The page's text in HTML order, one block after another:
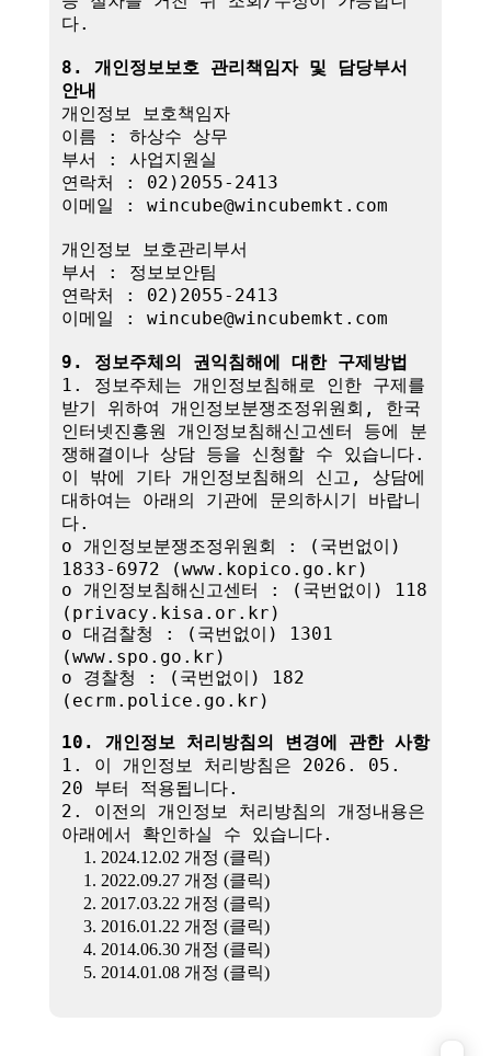
다.
8. 개인정보보호 관리책임자 및 담당부서
안내
개인정보 보호책임자
이름 : 하상수 상무
부서 : 사업지원실
연락처 : 02)2055-2413
이메일 : wincube@wincubemkt.com
개인정보 보호관리부서
부서 : 정보보안팀
연락처 : 02)2055-2413
이메일 : wincube@wincubemkt.com
9. 정보주체의 권익침해에 대한 구제방법
1. 정보주체는 개인정보침해로 인한 구제를
받기 위하여 개인정보분쟁조정위원회, 한국
인터넷진흥원 개인정보침해신고센터 등에 분
쟁해결이나 상담 등을 신청할 수 있습니다.
이 밖에 기타 개인정보침해의 신고, 상담에
대하여는 아래의 기관에 문의하시기 바랍니
다.
o 개인정보분쟁조정위원회 : (국번없이)
1833-6972 (www.kopico.go.kr)
o 개인정보침해신고센터 : (국번없이) 118
(privacy.kisa.or.kr)
o 대검찰청 : (국번없이) 1301
(www.spo.go.kr)
o 경찰청 : (국번없이) 182
(ecrm.police.go.kr)
10. 개인정보 처리방침의 변경에 관한 사항
1. 이 개인정보 처리방침은 2026. 05.
20 부터 적용됩니다.
2. 이전의 개인정보 처리방침의 개정내용은
아래에서 확인하실 수 있습니다.
1. 2024.12.02 개정 (클릭)
1. 2022.09.27 개정 (클릭)
2. 2017.03.22 개정 (클릭)
3. 2016.01.22 개정 (클릭)
4. 2014.06.30 개정 (클릭)
5. 2014.01.08 개정 (클릭)